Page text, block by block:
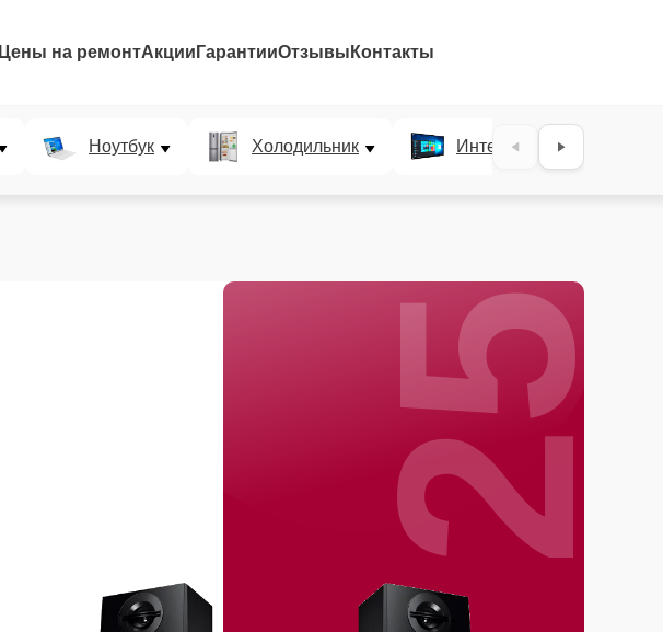
Цены на ремонтАкции ГарантииОтзывы Контакты
Ноутбук Холодильник Интерактивные панели
25%